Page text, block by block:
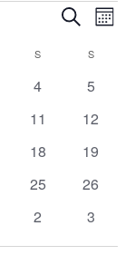
Suche
und
Suche
S SAMSTAGS
0
4
0
5
0
11
0
12
0
18
0
19
0
25
0
26
0
2
0
3